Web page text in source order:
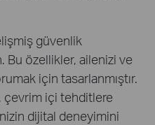
güvenlik
Bu özellikler, ailenizi ve
için tasarlanmıştır.
çevrim içi tehditlere
dijital deneyimini